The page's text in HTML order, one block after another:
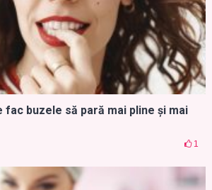
fac buzele să pară mai pline și mai
1